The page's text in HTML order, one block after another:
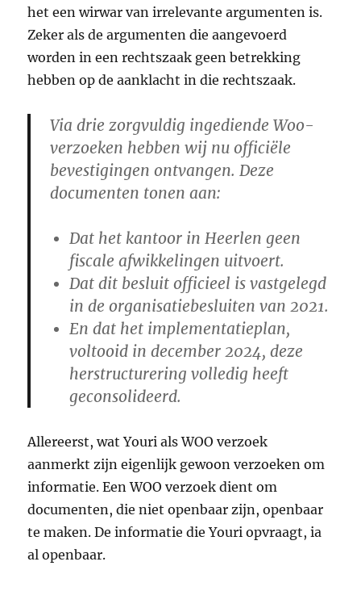
het een wirwar van irrelevante argumenten is.
Zeker als de argumenten die aangevoerd
worden in een rechtszaak geen betrekking
hebben op de aanklacht in die rechtszaak.
Via drie zorgvuldig ingediende Woo-
verzoeken hebben wij nu officiële
bevestigingen ontvangen. Deze
documenten tonen aan:
Dat het kantoor in Heerlen geen
fiscale afwikkelingen uitvoert.
Dat dit besluit officieel is vastgelegd
in de organisatiebesluiten van 2021.
En dat het implementatieplan,
voltooid in december 2024, deze
herstructurering volledig heeft
geconsolideerd.
Allereerst, wat Youri als WOO verzoek
aanmerkt zijn eigenlijk gewoon verzoeken om
informatie. Een WOO verzoek dient om
documenten, die niet openbaar zijn, openbaar
te maken. De informatie die Youri opvraagt, ia
al openbaar.